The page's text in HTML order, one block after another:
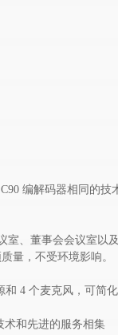
编解码器相同的技
、董事会会议室以
量，不受环境影响。
4 个麦克风，可简
术和先进的服务相集